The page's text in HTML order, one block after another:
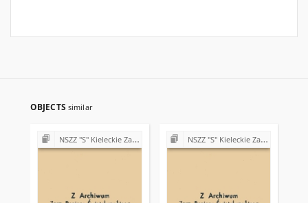
OBJECTS similar
NSZZ "S" Kieleckie Zakłady Przemysłu Wapienniczego Miedzianka k/Kielc NSZZ "S" Kieleckie Zakłady Przemysłu Wapienniczego Miedzianka k/Kielc